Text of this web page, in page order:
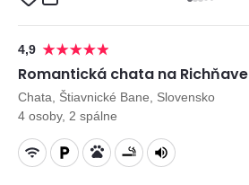
4,9
Romantická chata na Richňave
Chata, Štiavnické Bane, Slovensko
4 osoby, 2 spálne